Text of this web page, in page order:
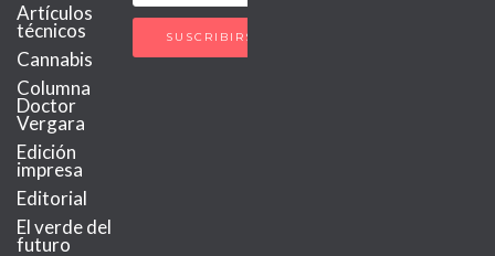
Artículos
técnicos
Cannabis
Columna
Doctor
Vergara
Edición
impresa
Editorial
El verde del
futuro